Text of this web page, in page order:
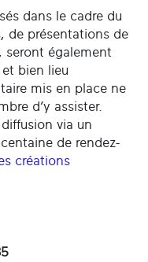
dans le cadre du
de présentations de
seront également
bien lieu
mis en place ne
d’y assister.
diffusion via un
centaine de rendez-
créations